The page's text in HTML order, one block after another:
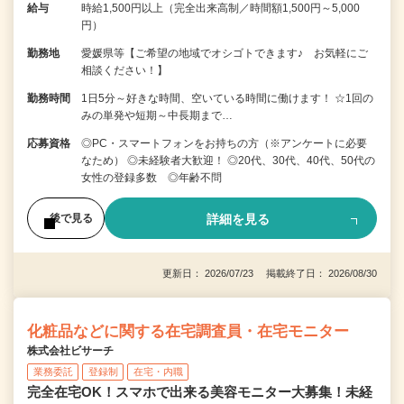
給与
時給1,500円以上（完全出来高制／時間額1,500円～5,000
円）
勤務地
愛媛県等【ご希望の地域でオシゴトできます♪ お気軽にご
相談ください！】
勤務時間
1日5分～好きな時間、空いている時間に働けます！ ☆1回の
みの単発や短期～中長期まで…
応募資格
◎PC・スマートフォンをお持ちの方（※アンケートに必要
なため） ◎未経験者大歓迎！ ◎20代、30代、40代、50代の
女性の登録多数 ◎年齢不問
後で見る 詳細を見る
更新日： 2026/07/23 掲載終了日： 2026/08/30
化粧品などに関する在宅調査員・在宅モニター
株式会社ビサーチ
業務委託 登録制 在宅・内職
完全在宅OK！スマホで出来る美容モニター大募集！未経